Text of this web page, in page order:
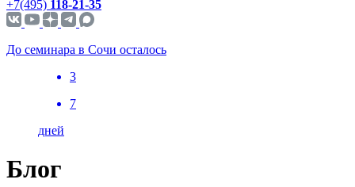
+7(495) 118-21-35
До семинара в Сочи осталось
3
7
дней
Блог